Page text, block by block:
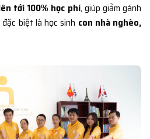
tới 100% học phí, giúp giảm gánh
biệt là học sinh con nhà nghèo,